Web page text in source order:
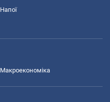
Напої
Макроекономіка